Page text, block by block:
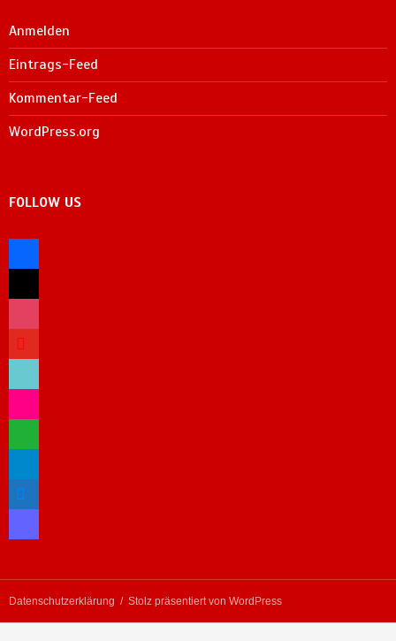
Anmelden
Eintrags-Feed
Kommentar-Feed
WordPress.org
FOLLOW US
facebook
x
instagram
youtube
tiktok
flickr
whatsapp
telegram
bluesky
mastodon
Datenschutzerklärung Stolz präsentiert von WordPress